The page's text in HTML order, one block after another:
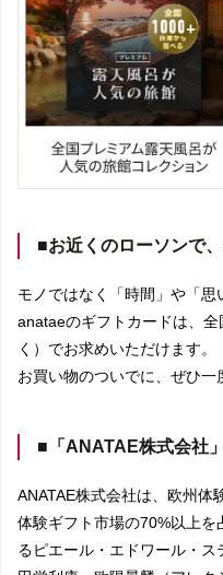
■お近くのローソンで
モノではなく「時間」や「思
anataeのギフトカードは、
く）でお求めいただけます。
お買い物のついでに、ぜひ一
■「ANATAE株式会社
ANATAE株式会社は、欧州体
体験ギフト市場の70%以上
るピエール・エドワール・